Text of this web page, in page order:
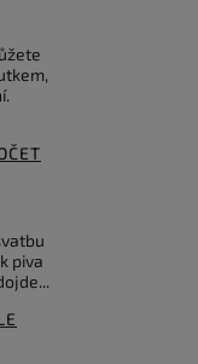
piva